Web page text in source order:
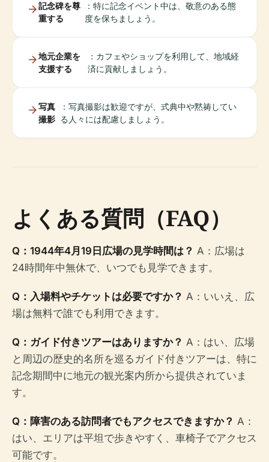
記念碑を尊
重する
：特に記念イベント中は、敬意のある態
度を保ちましょう。
地元企業を
支援する
：カフェやショップを利用して、地域経
済に貢献しましょう。
写真
撮影
：写真撮影は歓迎ですが、式典中や黙祷してい
る人々には配慮しましょう。
よくある質問（FAQ）
Q：1944年4月19日広場の見学時間は？ A：広場は
24時間年中無休で、いつでも見学できます。
Q：入場料やチケットは必要ですか？ A：いいえ、広
場は無料で誰でも利用できます。
Q：ガイド付きツアーはありますか？ A：はい、広場
と周辺の歴史的名所を巡るガイド付きツアーは、特に
記念期間中に地元の観光案内所から提供されていま
す。
Q：障害のある訪問者でもアクセスできますか？ A：
はい、エリアは平坦で歩きやすく、車椅子でアクセス
可能です。